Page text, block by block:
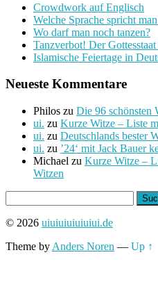
Crowdwork auf Englisch
Welche Sprache spricht
Wo darf man noch tanzen?
Tanzverbot! Der
Islamische Feiertage in
Neueste Kommentare
Philos zu Die 96 schönsten
ui. zu Kurze Witze – Liste
ui. zu Deutschlands bester
ui. zu ’24‘ mit Jack Bauer
Michael zu Kurze Witze –
Witzen
nach:
© 2026 uiuiuiuiuiuiui.de
Theme by Anders Noren — Up ↑